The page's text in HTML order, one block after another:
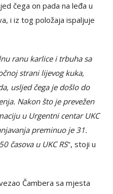
čega on pada na leđa u
i iz tog položaja ispaljuje
ranu karlice i trbuha sa
strani lijevog kuka,
usljed čega je došlo do
Nakon što je prevežen
u Urgentni centar UKC
preminuo je 31.
časova u UKC RS", stoji u
Čambera sa mjesta